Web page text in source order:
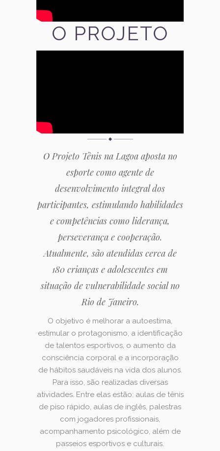
O PROJETO
O Projeto Tênis na Lagoa aposta no
esporte como agente de
desenvolvimento integral dos
participantes, estimulando habilidades
e competências como liderança,
perseverança e cooperação.
Atualmente, são atendidas cerca de
180 crianças e adolescentes em
situação de vulnerabilidade social no
Rio de Janeiro.
O objetivo é melhorar a autoestima,
estimular o protagonismo, a identificação
de talentos esportivos, o aumento da
consciência corporal e a incorporação
de hábitos saudáveis na vida dos alunos.
Para isso, são realizadas diversas
atividades. Entre elas estão: aulas de tênis
de piso rápido, aulas de inglês, palestras
com jogadores profissionais,
acompanhamento psicológico, além de
passeios esportivos e culturais.